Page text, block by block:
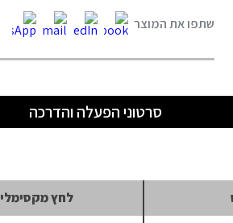
סרטוני הפעלה והדרכה
לחץ מקסימלי